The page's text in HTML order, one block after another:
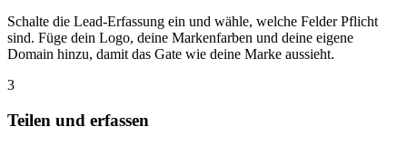
Schalte die Lead-Erfassung ein und wähle, welche Felder Pflicht
sind. Füge dein Logo, deine Markenfarben und deine eigene
Domain hinzu, damit das Gate wie deine Marke aussieht.
3
Teilen und erfassen